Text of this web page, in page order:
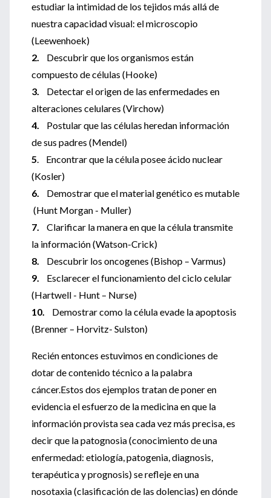
estudiar la intimidad de los tejidos más allá de
nuestra capacidad visual: el microscopio
(Leewenhoek)
2. Descubrir que los organismos están
compuesto de células (Hooke)
3.
Detectar el origen de las enfermedades en
alteraciones celulares (Virchow)
4.
Postular que las células heredan información
de sus padres (Mendel)
5. Encontrar que la célula posee ácido nuclear
(Kosler)
6.
Demostrar que el material genético es mutable
(Hunt Morgan - Muller)
7.
Clarificar la manera en que la célula transmite
la información (Watson-Crick)
8.
Descubrir los oncogenes (Bishop – Varmus)
9. Esclarecer el funcionamiento del ciclo celular
(Hartwell - Hunt – Nurse)
10. Demostrar como la célula evade la apoptosis
(Brenner – Horvitz- Sulston)
Recién entonces estuvimos en condiciones de
dotar de contenido técnico a la palabra
cáncer.Estos dos ejemplos tratan de poner en
evidencia el esfuerzo de la medicina en que la
información provista sea cada vez más precisa, es
decir que la patognosia (conocimiento de una
enfermedad: etiología, patogenia, diagnosis,
terapéutica y prognosis) se refleje en una
nosotaxia (clasificación de las dolencias) en dónde